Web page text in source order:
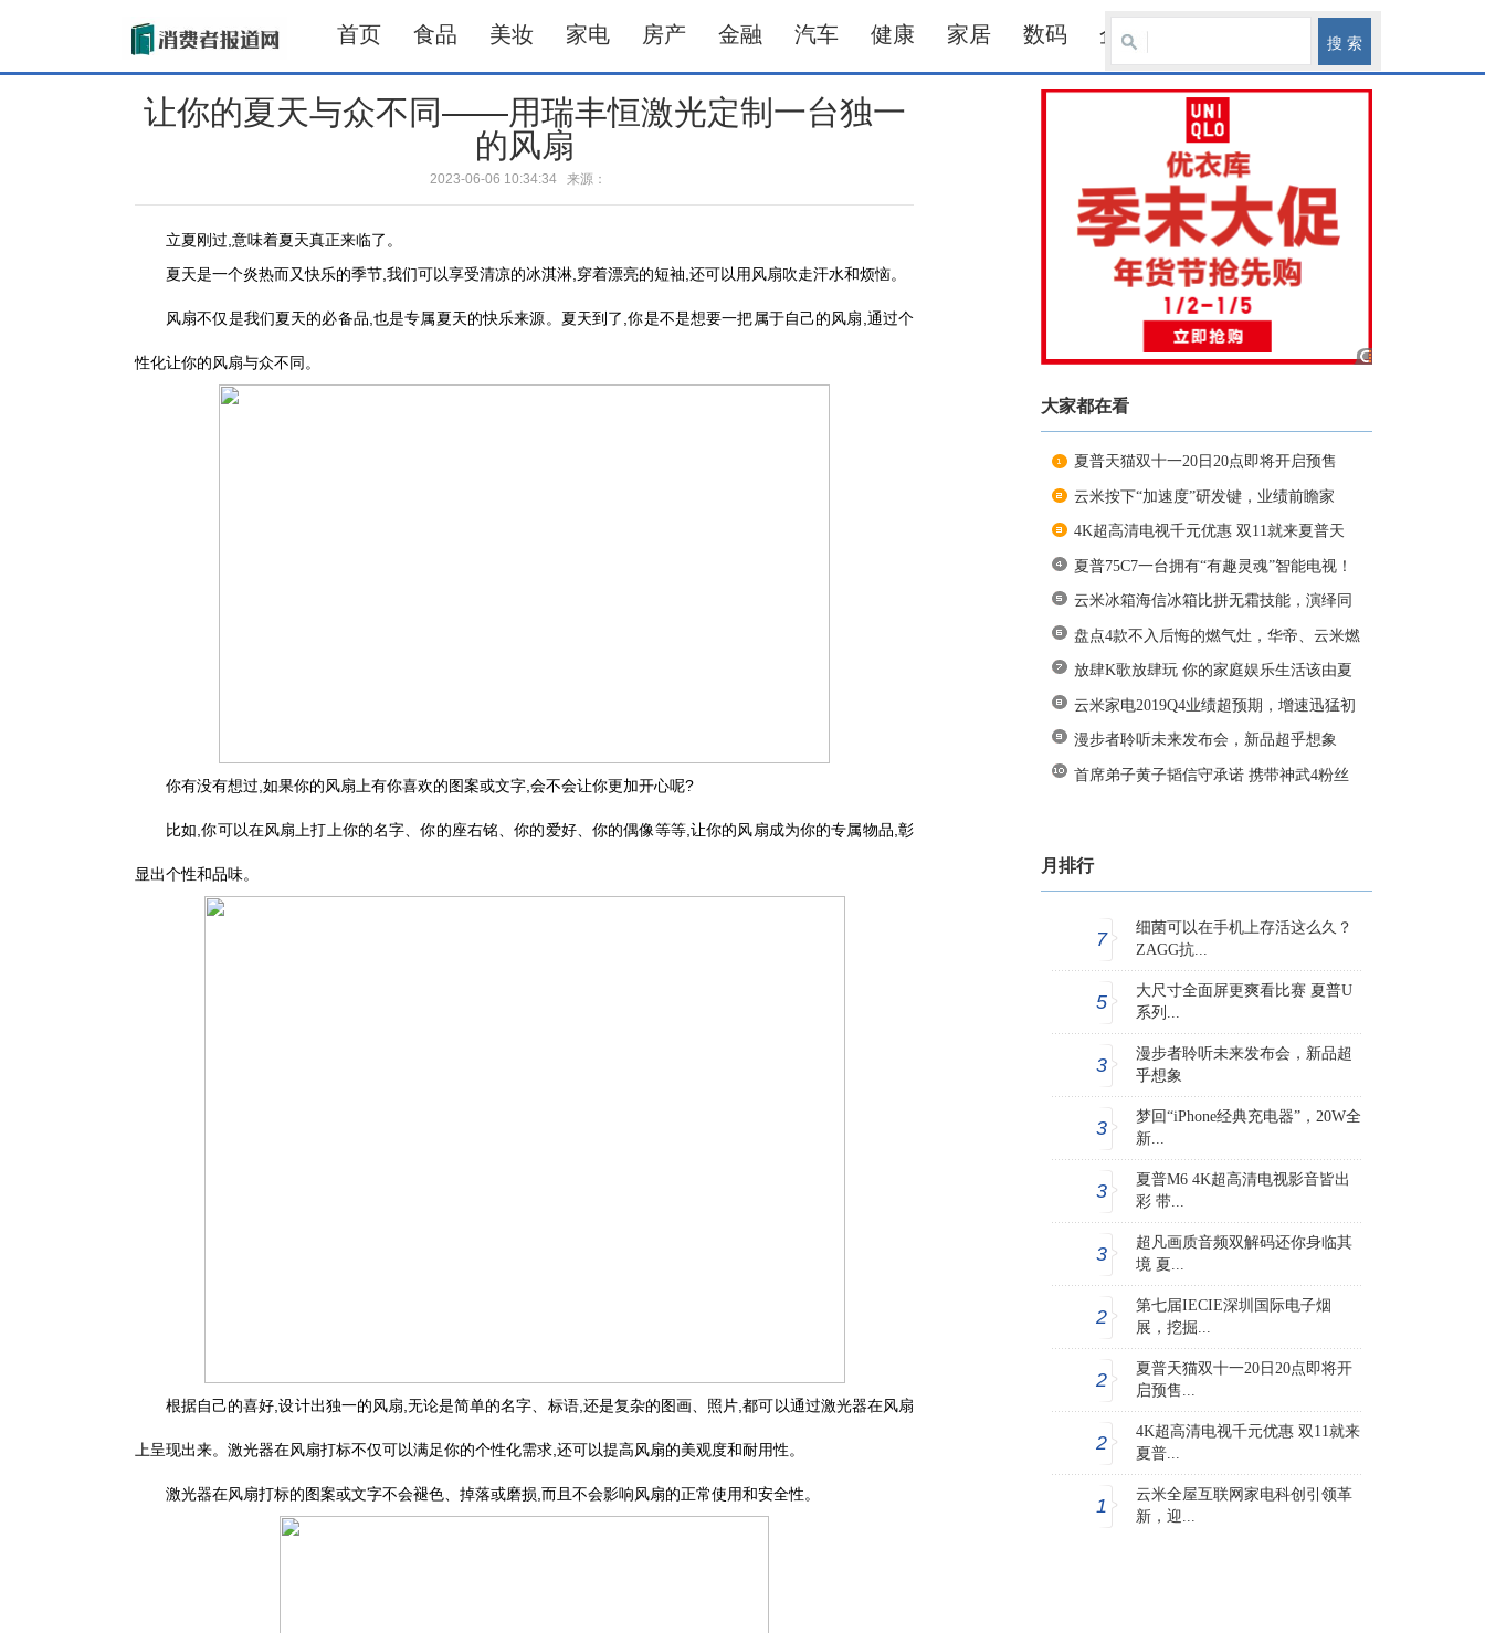
首页 食品 美妆 家电 房产 金融 汽车 健康 家居 数码 企业
让你的夏天与众不同——用瑞丰恒激光定制一台独一
的风扇
2023-06-06 10:34:34 来源：
立夏刚过,意味着夏天真正来临了。
夏天是一个炎热而又快乐的季节,我们可以享受清凉的冰淇淋,穿着漂亮的短袖,还可以用风扇吹走汗水和烦恼。
风扇不仅是我们夏天的必备品,也是专属夏天的快乐来源。夏天到了,你是不是想要一把属于自己的风扇,通过个
性化让你的风扇与众不同。
你有没有想过,如果你的风扇上有你喜欢的图案或文字,会不会让你更加开心呢?
比如,你可以在风扇上打上你的名字、你的座右铭、你的爱好、你的偶像等等,让你的风扇成为你的专属物品,彰
显出个性和品味。
根据自己的喜好,设计出独一的风扇,无论是简单的名字、标语,还是复杂的图画、照片,都可以通过激光器在风扇
上呈现出来。激光器在风扇打标不仅可以满足你的个性化需求,还可以提高风扇的美观度和耐用性。
激光器在风扇打标的图案或文字不会褪色、掉落或磨损,而且不会影响风扇的正常使用和安全性。
大家都在看
夏普天猫双十一20日20点即将开启预售
云米按下“加速度”研发键，业绩前瞻家
4K超高清电视千元优惠 双11就来夏普天
夏普75C7一台拥有“有趣灵魂”智能电视！
云米冰箱海信冰箱比拼无霜技能，演绎同
盘点4款不入后悔的燃气灶，华帝、云米燃
放肆K歌放肆玩 你的家庭娱乐生活该由夏
云米家电2019Q4业绩超预期，增速迅猛初
漫步者聆听未来发布会，新品超乎想象
首席弟子黄子韬信守承诺 携带神武4粉丝
月排行
7
细菌可以在手机上存活这么久？
ZAGG抗...
5
大尺寸全面屏更爽看比赛 夏普U
系列...
3
漫步者聆听未来发布会，新品超
乎想象
3
梦回“iPhone经典充电器”，20W全
新...
3
夏普M6 4K超高清电视影音皆出
彩 带...
3
超凡画质音频双解码还你身临其
境 夏...
2
第七届IECIE深圳国际电子烟
展，挖掘...
2
夏普天猫双十一20日20点即将开
启预售...
2
4K超高清电视千元优惠 双11就来
夏普...
1
云米全屋互联网家电科创引领革
新，迎...